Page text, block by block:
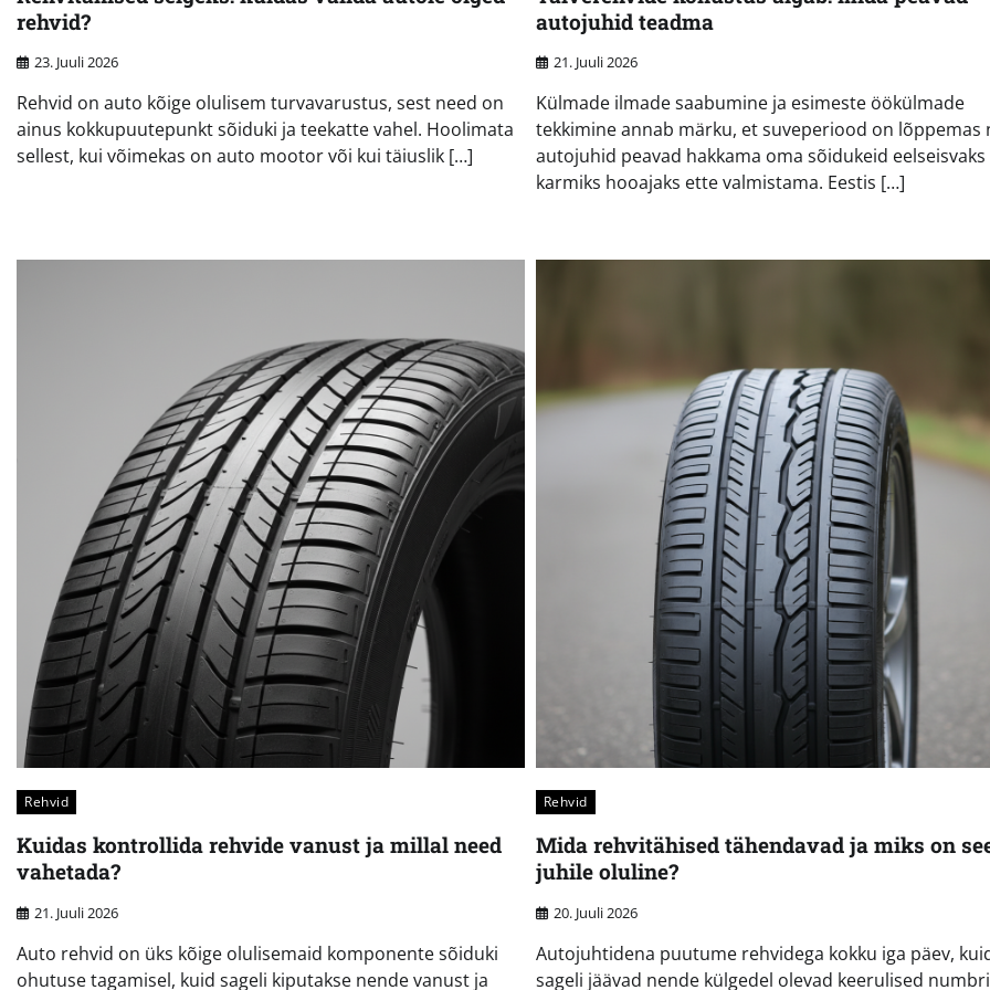
rehvid?
23. Juuli 2026
Rehvid on auto kõige olulisem turvavarustus, sest need on
ainus kokkupuutepunkt sõiduki ja teekatte vahel. Hoolimata
sellest, kui võimekas on auto mootor või kui täiuslik […]
autojuhid teadma
21. Juuli 2026
Külmade ilmade saabumine ja esimeste öökülmade
tekkimine annab märku, et suveperiood on lõppemas
autojuhid peavad hakkama oma sõidukeid eelseisvaks
karmiks hooajaks ette valmistama. Eestis […]
Rehvid
Kuidas kontrollida rehvide vanust ja millal need
vahetada?
21. Juuli 2026
Auto rehvid on üks kõige olulisemaid komponente sõiduki
ohutuse tagamisel, kuid sageli kiputakse nende vanust ja
Rehvid
Mida rehvitähised tähendavad ja miks on
juhile oluline?
20. Juuli 2026
Autojuhtidena puutume rehvidega kokku iga päev,
sageli jäävad nende külgedel olevad keerulised